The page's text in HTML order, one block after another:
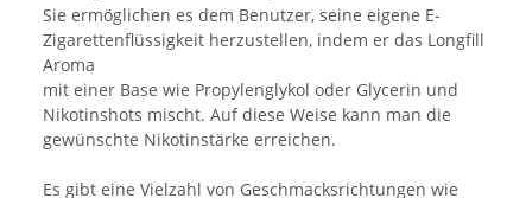
Sie ermöglichen es dem Benutzer, seine eigene E-
Zigarettenflüssigkeit herzustellen, indem er das Longfill
Aroma
mit einer Base wie Propylenglykol oder Glycerin und
Nikotinshots mischt. Auf diese Weise kann man die
gewünschte Nikotinstärke erreichen.
Es gibt eine Vielzahl von Geschmacksrichtungen wie